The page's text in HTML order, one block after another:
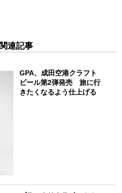
関連記事
GPA、成田空港クラフト
ビール第2弾発売 旅に行
きたくなるよう仕上げる